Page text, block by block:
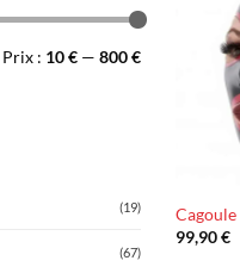
Prix : 10 €— 800 €
(19)
(67)
99,90€